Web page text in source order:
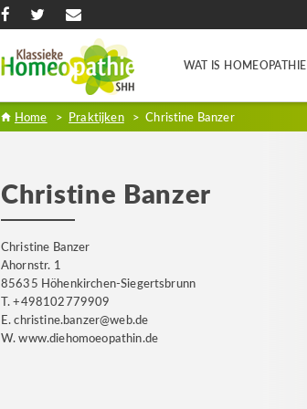
WAT IS HOMEOPATHIE
Home > Praktijken > Christine Banzer
Christine Banzer
Christine Banzer
Ahornstr. 1
85635 Höhenkirchen-Siegertsbrunn
T. +498102779909
E. christine.banzer@web.de
W. www.diehomoeopathin.de